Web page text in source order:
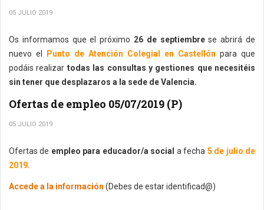
05 JULIO 2019
Os informamos que el próximo 26 de septiembrese abrirá de
nuevo el
Punto de Atención Colegial en Castellón para que
podáis realizar todas las consultas y gestiones que necesitéis
sin tener que desplazaros a la sede de Valencia.
Ofertas de empleo 05/07/2019 (P)
05 JULIO 2019
Ofertas de empleo para educador/a social a fecha 5 de julio de
2019.
Accede a la información (Debes de estar identificad@)